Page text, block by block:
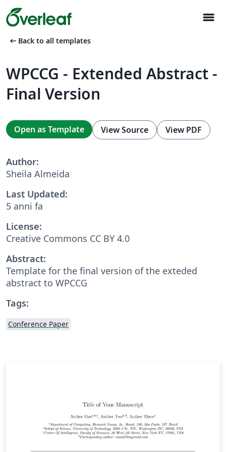
menu
arrow_left_alt Back to all templates
WPCCG - Extended Abstract -
Final Version
Open as Template View Source View PDF
Author:
Sheila Almeida
Last Updated:
5 anni fa
License:
Creative Commons CC BY 4.0
Abstract:
Template for the final version of the exteded
abstract to WPCCG
Tags:
Conference Paper